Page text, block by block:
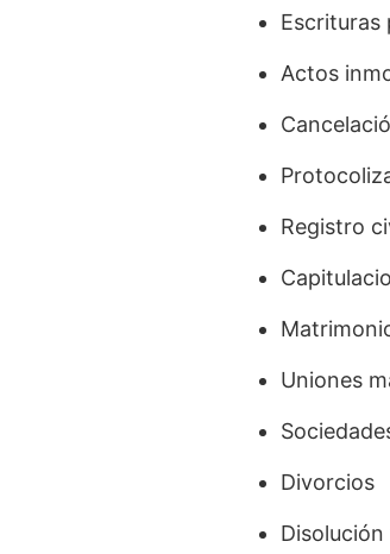
Escrituras
Actos
Registro
Uniones
Divorcios